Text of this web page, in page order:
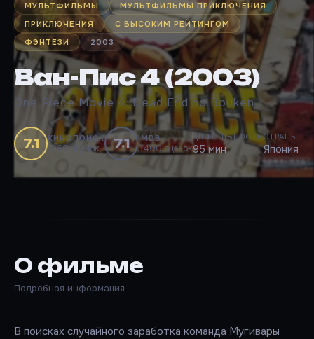
МУЛЬТФИЛЬМЫ
МУЛЬТФИЛЬМЫ ПРИКЛЮЧЕНИЯ
ПРИКЛЮЧЕНИЯ
С ВЫСОКИМ РЕЙТИНГОМ
ФЭНТЕЗИ
2003
Ван-Пис 4 (2003)
One Piece Movie 4: Dead End no Bouken
7.1 КИНОПОИСК
1060 оценок 7.1 IMDB
3400 оценок
ДЛИТЕЛЬНОСТЬ
95 мин
СТРАНЫ
Япония
О фильме
Подробная информация
В поисках случайного заработка команда Мугивары